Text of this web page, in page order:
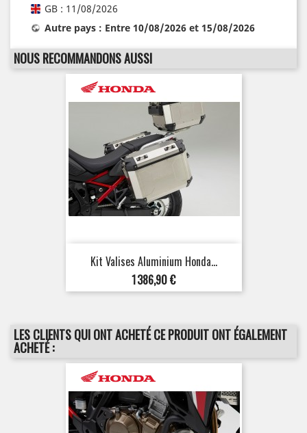
GB : 11/08/2026
Autre pays : Entre 10/08/2026 et 15/08/2026
NOUS RECOMMANDONS AUSSI
Kit Valises Aluminium Honda...
Prix
1 386,90 €
LES CLIENTS QUI ONT ACHETÉ CE PRODUIT ONT ÉGALEMENT
ACHETÉ :